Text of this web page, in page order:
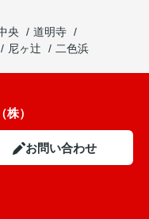
央
道明寺
尼ヶ辻 二色浜
）
お問い合わせ